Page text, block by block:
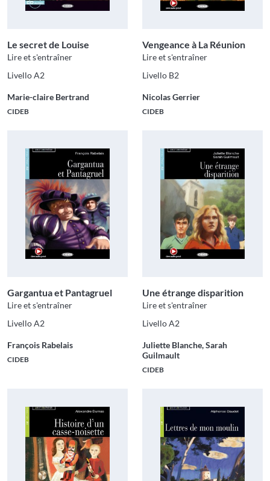
Le secret de Louise
Lire et s'entraîner
Livello A2
Marie-claire Bertrand
CIDEB
Vengeance à La Réunion
Lire et s'entraîner
Livello B2
Nicolas Gerrier
CIDEB
Gargantua et Pantagruel
Lire et s'entraîner
Livello A2
François Rabelais
CIDEB
Une étrange disparition
Lire et s'entraîner
Livello A2
Juliette Blanche, Sarah
Guilmault
CIDEB